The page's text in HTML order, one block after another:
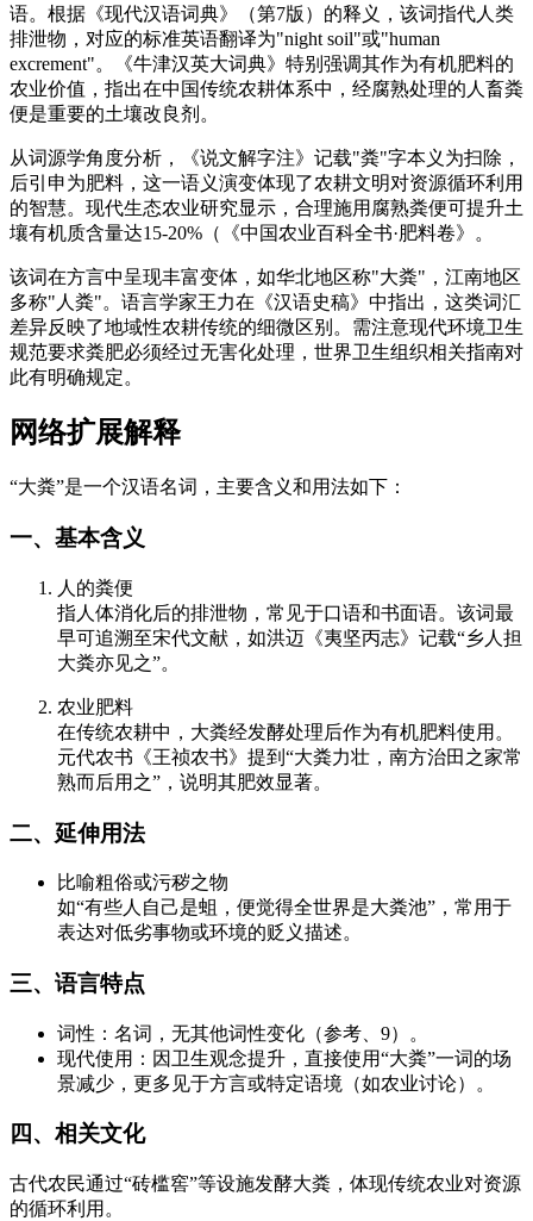
语。根据《现代汉语词典》（第7版）的释义，该词指代人类
排泄物，对应的标准英语翻译为"night soil"或"human
excrement"。《牛津汉英大词典》特别强调其作为有机肥料的
农业价值，指出在中国传统农耕体系中，经腐熟处理的人畜粪
便是重要的土壤改良剂。
从词源学角度分析，《说文解字注》记载"粪"字本义为扫除，
后引申为肥料，这一语义演变体现了农耕文明对资源循环利用
的智慧。现代生态农业研究显示，合理施用腐熟粪便可提升土
壤有机质含量达15-20%（《中国农业百科全书·肥料卷》。
该词在方言中呈现丰富变体，如华北地区称"大粪"，江南地区
多称"人粪"。语言学家王力在《汉语史稿》中指出，这类词汇
差异反映了地域性农耕传统的细微区别。需注意现代环境卫生
规范要求粪肥必须经过无害化处理，世界卫生组织相关指南对
此有明确规定。
网络扩展解释
“大粪”是一个汉语名词，主要含义和用法如下：
一、基本含义
人的粪便
指人体消化后的排泄物，常见于口语和书面语。该词最
早可追溯至宋代文献，如洪迈《夷坚丙志》记载“乡人担
大粪亦见之”。
农业肥料
在传统农耕中，大粪经发酵处理后作为有机肥料使用。
元代农书《王祯农书》提到“大粪力壮，南方治田之家常
熟而后用之”，说明其肥效显著。
二、延伸用法
比喻粗俗或污秽之物
如“有些人自己是蛆，便觉得全世界是大粪池”，常用于
表达对低劣事物或环境的贬义描述。
三、语言特点
词性：名词，无其他词性变化（参考、9）。
现代使用：因卫生观念提升，直接使用“大粪”一词的场
景减少，更多见于方言或特定语境（如农业讨论）。
四、相关文化
古代农民通过“砖槛窖”等设施发酵大粪，体现传统农业对资源
的循环利用。